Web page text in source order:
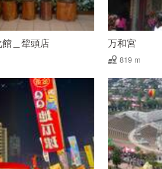
＿犂頭店 万和宮
819 m